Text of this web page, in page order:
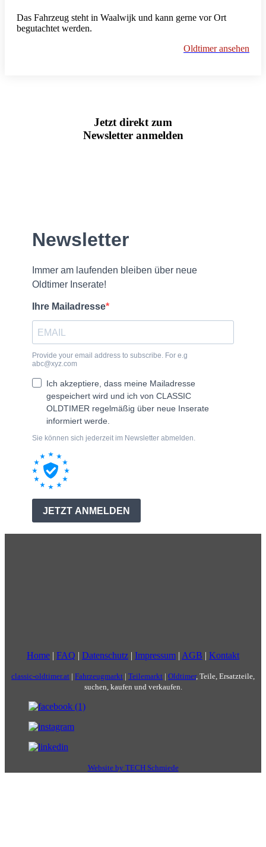
Das Fahrzeug steht in Waalwijk und kann gerne vor Ort
begutachtet werden.
Oldtimer ansehen
Jetzt direkt zum
Newsletter anmelden
Home | FAQ | Datenschutz | Impressum | AGB | Kontakt
classic-oldtimer.at | Fahrzeugmarkt | Teilemarkt | Oldtimer, Teile, Ersatzteile,
suchen, kaufen und verkaufen.
Website by TECH Schmiede